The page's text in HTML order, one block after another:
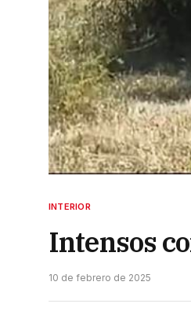
INTERIOR
Intensos
10 de febrero de 2025